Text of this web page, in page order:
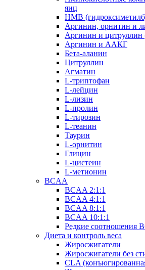
яиц
HMB
Аргинин, орнитин и
Аргинин и цитруллин
Аргинин и ААКГ
Бета-аланин
Цитруллин
Агматин
L-триптофан
L-лейцин
L-лизин
L-пролин
L-тирозин
L-теанин
Таурин
L-орнитин
Глицин
L-цистеин
L-метионин
BCAA
BCAA 2:1:1
BCAA 4:1:1
BCAA 8:1:1
BCAA 10:1:1
Редкие соотношения
Диета и контроль веса
Жиросжигатели
Жиросжигатели без
CLA